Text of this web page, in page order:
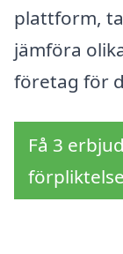
plattform,
jämföra
företag för
Få 3